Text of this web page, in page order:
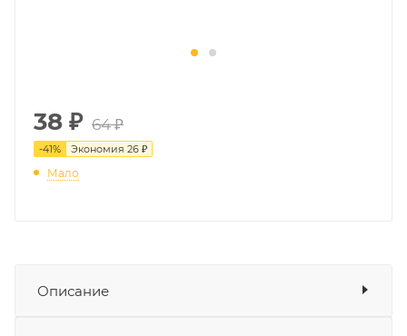
38 ₽ 64 ₽
-41% Экономия 26 ₽
Мало
Описание